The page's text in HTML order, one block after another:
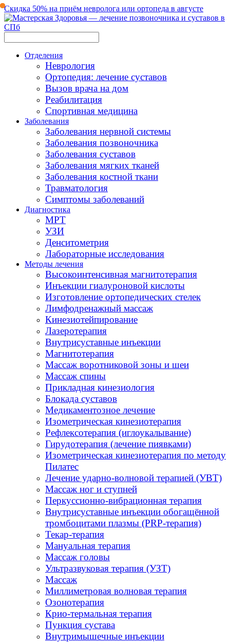
Скидка 50% на приём невролога или ортопеда в августе
Отделения
Неврология
Ортопедия: лечение суставов
Вызов врача на дом
Реабилитация
Спортивная медицина
Заболевания
Заболевания нервной системы
Заболевания позвоночника
Заболевания суставов
Заболевания мягких тканей
Заболевания костной ткани
Травматология
Симптомы заболеваний
Диагностика
МРТ
УЗИ
Денситометрия
Лабораторные исследования
Методы лечения
Высокоинтенсивная магнитотерапия
Инъекции гиалуроновой кислоты
Изготовление ортопедических стелек
Лимфодренажный массаж
Кинезиотейпирование
Лазеротерапия
Внутрисуставные инъекции
Магнитотерапия
Массаж воротниковой зоны и шеи
Массаж спины
Прикладная кинезиология
Блокада суставов
Медикаментозное лечение
Изометрическая кинезиотерапия
Рефлексотерапия (иглоукалывание)
Гирудотерапия (лечение пиявками)
Изометрическая кинезиотерапия по методу
Пилатес
Лечение ударно-волновой терапией (УВТ)
Массаж ног и ступней
Перкуссионно-вибрационная терапия
Внутрисуставные инъекции обогащённой
тромбоцитами плазмы (PRP-терапия)
Текар-терапия
Мануальная терапия
Массаж головы
Ультразвуковая терапия (УЗТ)
Массаж
Миллиметровая волновая терапия
Озонотерапия
Крио-термальная терапия
Пункция сустава
Внутримышечные инъекции